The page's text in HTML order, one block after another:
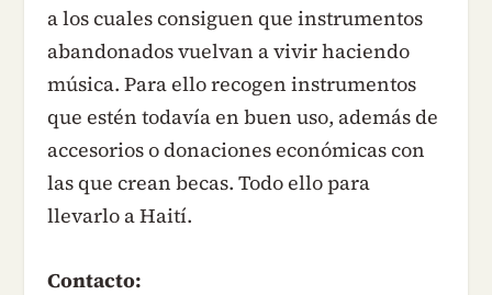
a los cuales consiguen que instrumentos
abandonados vuelvan a vivir haciendo
música. Para ello recogen instrumentos
que estén todavía en buen uso, además de
accesorios o donaciones económicas con
las que crean becas. Todo ello para
llevarlo a Haití.
Contacto: